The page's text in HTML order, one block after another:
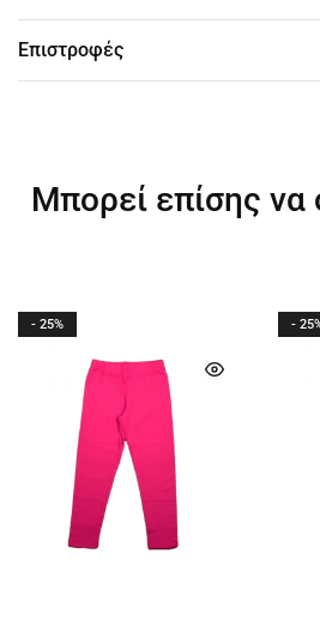
Επιστροφές
Μπορεί επίσης να
- 25% -